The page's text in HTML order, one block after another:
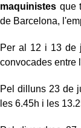
maquinistes que
de Barcelona,
Per al 12 i 13 de
convocades entre
Pel dilluns 23 de
les 6.45h i les